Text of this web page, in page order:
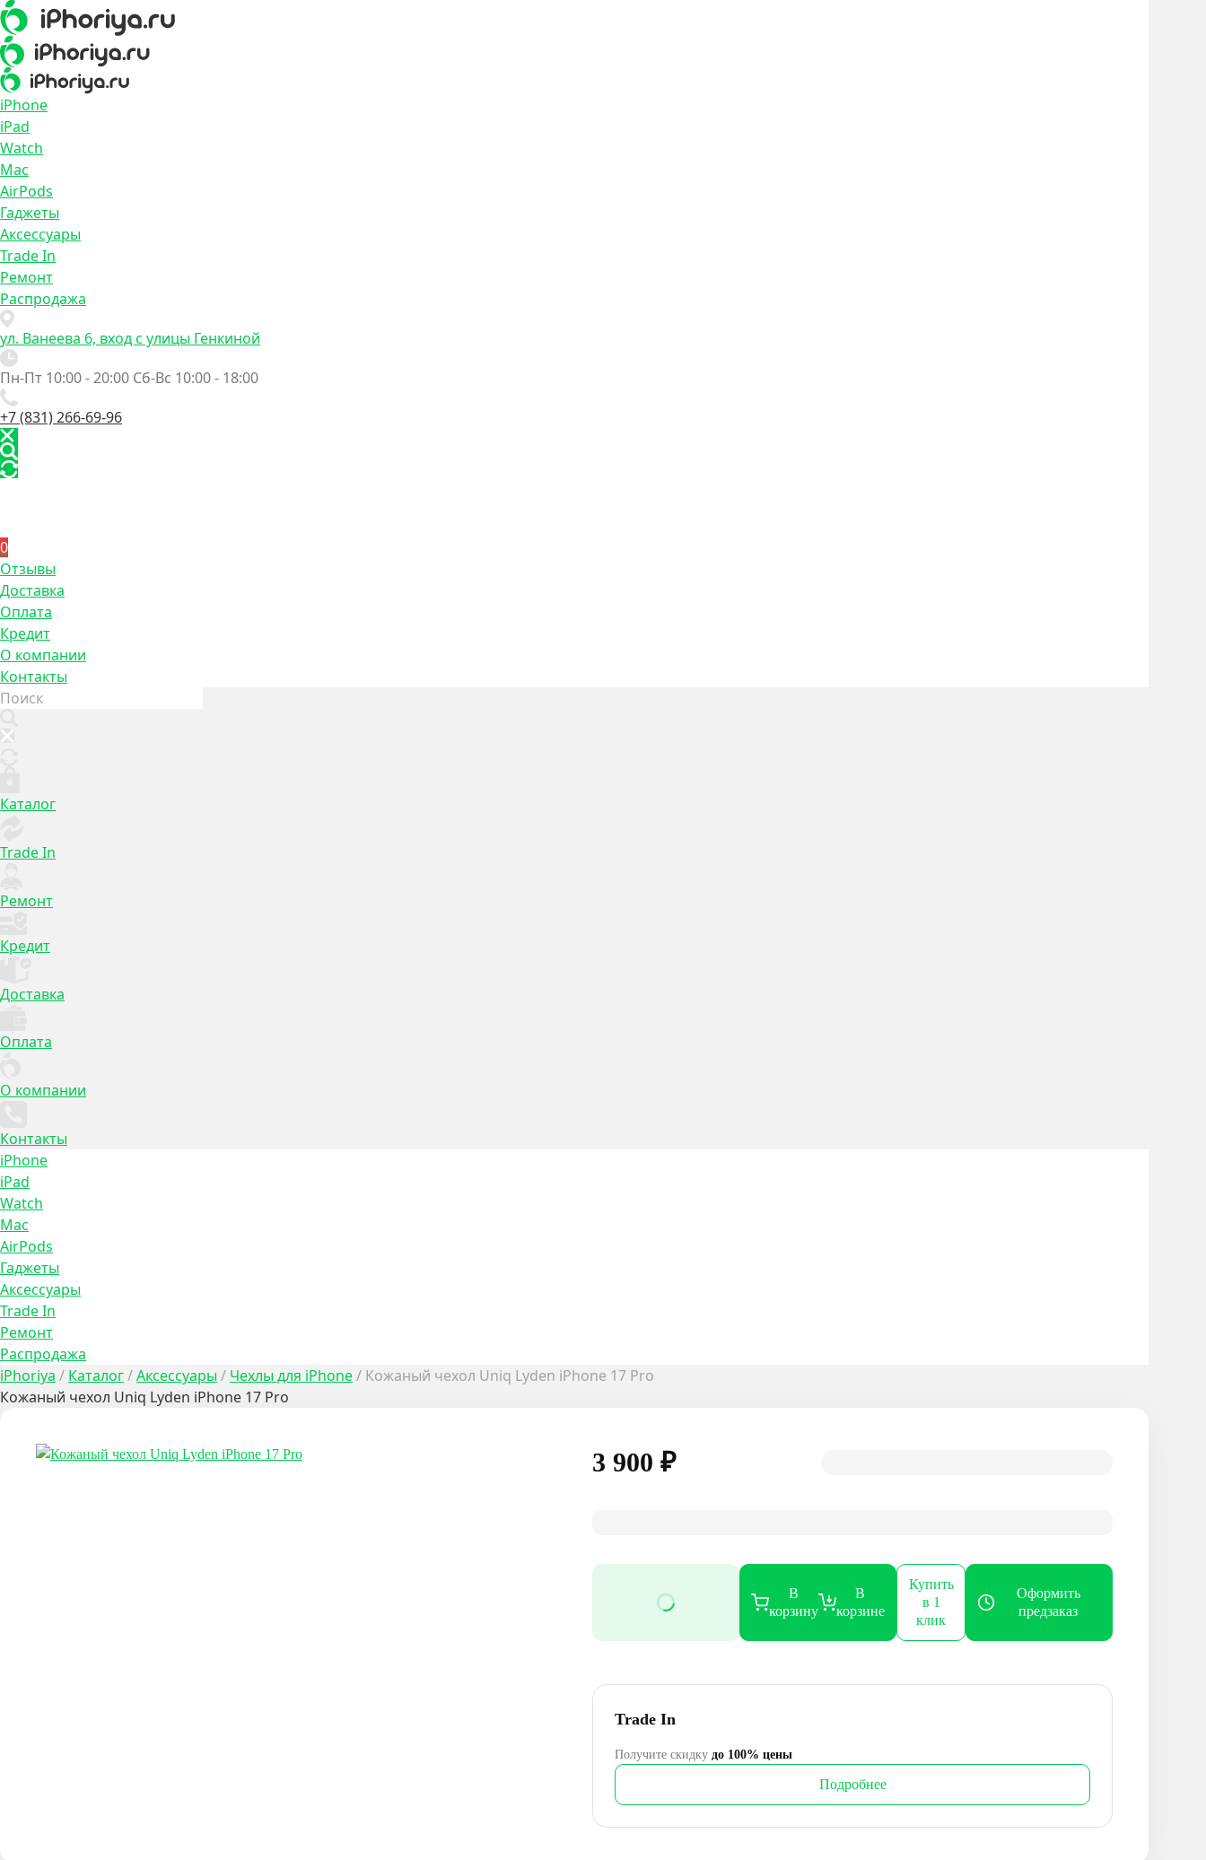
iPhone
iPad
Watch
Mac
AirPods
Гаджеты
Аксессуары
Trade In
Ремонт
Распродажа
ул. Ванеева 6, вход с улицы Генкиной
Пн-Пт 10:00 - 20:00 Сб-Вс 10:00 - 18:00
+7 (831) 266-69-96
0
Отзывы
Доставка
Оплата
Кредит
О компании
Контакты
Каталог
Trade In
Ремонт
Кредит
Доставка
Оплата
О компании
Контакты
iPhone
iPad
Watch
Mac
AirPods
Гаджеты
Аксессуары
Trade In
Ремонт
Распродажа
iPhoriya / Каталог/Аксессуары / Чехлы для iPhone/ Кожаный чехол Uniq Lyden iPhone 17 Pro
Кожаный чехол Uniq Lyden iPhone 17 Pro
3 900 ₽
В
корзину
В
корзине
Купить
в 1
клик
Оформить
предзаказ
Trade In
Получите скидку до 100% цены
Подробнее